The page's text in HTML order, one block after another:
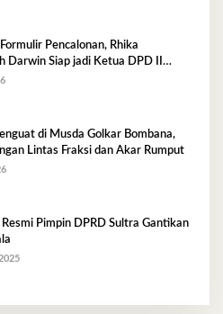
Pencalonan, Rhika
Darwin Siap jadi Ketua DPD II
di Musda Golkar Bombana,
Lintas Fraksi dan Akar Rumput
Resmi Pimpin DPRD Sultra Gantikan